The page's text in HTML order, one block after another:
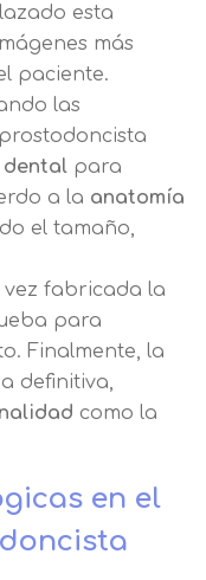
esta
más
paciente.
las
para
a la anatomía
el tamaño,
vez fabricada la
para
Finalmente, la
definitiva,
como la
en el